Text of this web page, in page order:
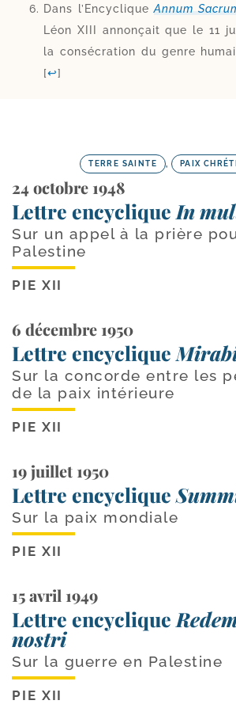
Dans l’EncycliqueAnnum
Léon XIII annon­çait que le 11
la consé­cra­tion du genre
[↩]
TERRE SAINTE PAIX
24 octobre 1948
Lettre encyclique In
Sur un appel à la prière
Palestine
PIE XII
6 décembre 1950
Lettre encyclique
Sur la concorde entre les
de la paix intérieure
PIE XII
19 juillet 1950
Lettre encyclique
Sur la paix mondiale
PIE XII
15 avril 1949
Lettre encyclique
nostri
Sur la guerre en Palestine
PIE XII